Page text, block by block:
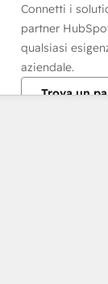
Connetti i
partner
qualsiasi
aziendale.
Trova un